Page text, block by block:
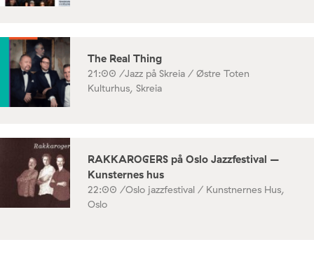
The Real Thing
21:00 /Jazz på Skreia / Østre Toten
Kulturhus, Skreia
RAKKAROGERS på Oslo Jazzfestival –
Kunsternes hus
22:00 /Oslo jazzfestival / Kunstnernes Hus,
Oslo